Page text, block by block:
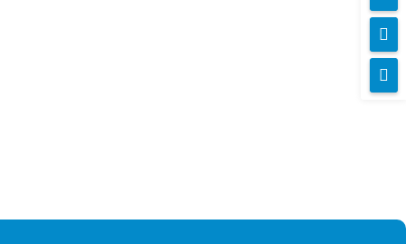

